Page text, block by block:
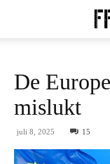
De
mislukt
juli 8, 2025 15